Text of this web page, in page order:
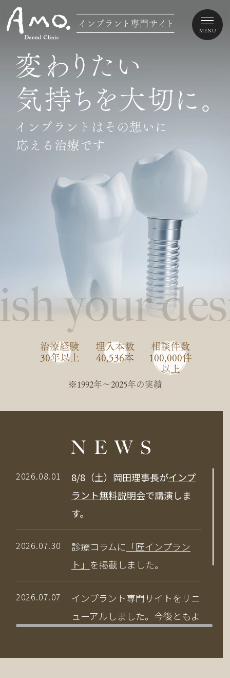
治療経験
30年以上
埋入本数
40,536本
相談件数
100,000件
以上
※1992年〜2025年の実績
NEWS
2026.08.01 8/8（土）岡田理事長がインプ
ラント無料説明会で講演しま
す。
2026.07.30 診療コラムに 「匠インプラン
ト」 を掲載しました。
2026.07.07
インプラント専門サイトをリニ
ューアルしました。今後ともよ